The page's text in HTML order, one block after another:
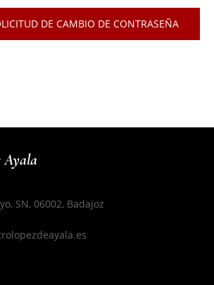
Ayala
SN, 06002, Badajoz